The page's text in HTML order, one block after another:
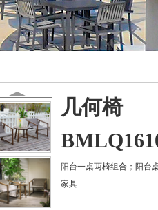
几何椅
阳台一桌两椅组合；阳台
家具